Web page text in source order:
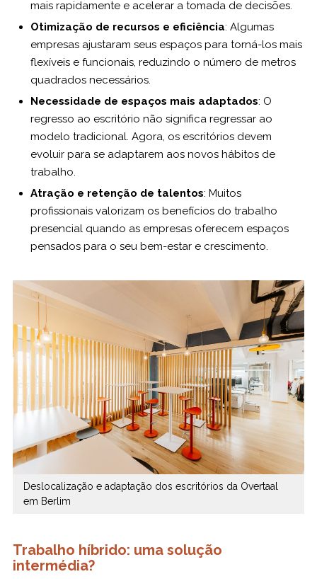
mais rapidamente e acelerar a tomada de decisões.
Otimização de recursos e eficiência: Algumas
empresas ajustaram seus espaços para torná-los mais
flexíveis e funcionais, reduzindo o número de metros
quadrados necessários.
Necessidade de espaços mais adaptados: O
regresso ao escritório não significa regressar ao
modelo tradicional. Agora, os escritórios devem
evoluir para se adaptarem aos novos hábitos de
trabalho.
Atração e retenção de talentos: Muitos
profissionais valorizam os benefícios do trabalho
presencial quando as empresas oferecem espaços
pensados para o seu bem-estar e crescimento.
Deslocalização e adaptação dos escritórios da Overtaal
em Berlim
Trabalho híbrido: uma solução
intermédia?